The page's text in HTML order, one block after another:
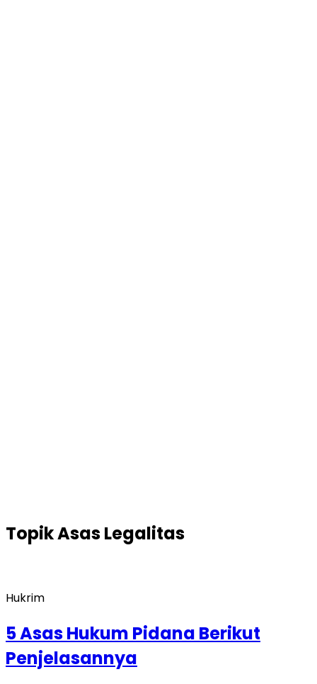
TopikAsas Legalitas
Hukrim
5 Asas Hukum Pidana Berikut
Penjelasannya